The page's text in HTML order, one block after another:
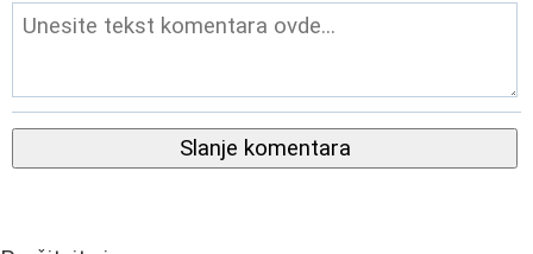
Slanje komentara